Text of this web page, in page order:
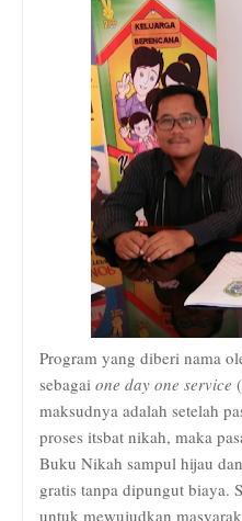
Program yang diberi nama
sebagai one day one service
maksudnya adalah setelah
proses itsbat nikah, maka
Buku Nikah sampul hijau
gratis tanpa dipungut biaya.
untuk mewujudkan